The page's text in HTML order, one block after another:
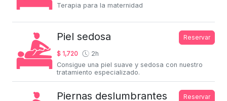
Terapia para la maternidad
Reservar
Piel sedosa
$ 1,720
2h
Consigue una piel suave y sedosa con nuestro
tratamiento especializado.
Reservar
Piernas deslumbrantes